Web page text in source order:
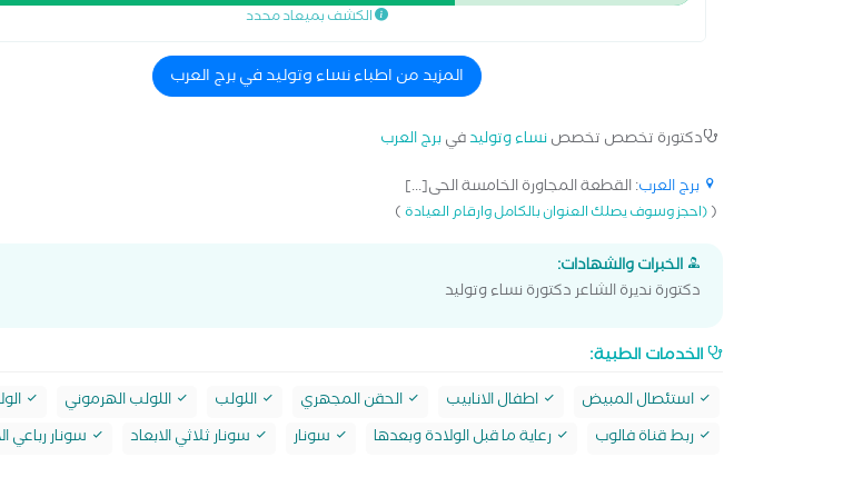
الكشف بميعاد محدد
المزيد من اطباء نساء وتوليد في برج العرب
دكتورة تخصص تخصصنساء وتوليدفيبرج العرب
برج العرب: القطعة المجاورة الخامسة الحى[...]
((احجز وسوف يصلك العنوان بالكامل وارقام العيادة)
الخبرات والشهادات:
دكتورة نديرة الشاعر دكتورة نساء وتوليد
الخدمات الطبية:
استئصال المبيض اطفال الانابيب الحقن المجهري اللولب اللولب الهرموني
ربط قناة فالوب
رعاية ما قبل الولادة وبعدها سونار سونار ثلاثي الابعاد سونار رباعي